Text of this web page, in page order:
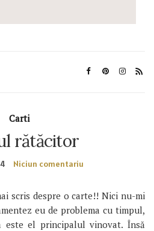
Carti
rătăcitor
Niciun comentariu
scris despre o carte!! Nici nu-mi
eu de problema cu timpul,
este el principalul vinovat. Însă